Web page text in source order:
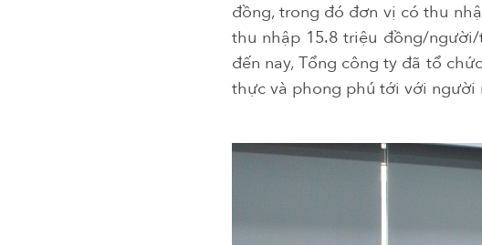
đồng, trong đó đơn vị có thu
thu nhập 15.8 triệu đồng/
đến nay, Tổng công ty đã tổ
thực và phong phú tới với người